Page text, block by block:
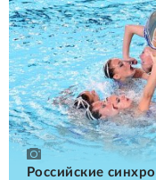
Российские